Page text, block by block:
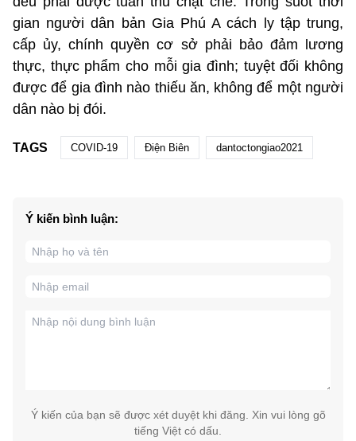
gian người dân bản Gia Phú A cách ly tập trung,
cấp ủy, chính quyền cơ sở phải bảo đảm lương
thực, thực phẩm cho mỗi gia đình; tuyệt đối không
được để gia đình nào thiếu ăn, không để một người
dân nào bị đói.
TAGS COVID-19 Điện Biên dantoctongiao2021
Ý kiến bình luận:
Ý kiến của bạn sẽ được xét duyệt khi đăng. Xin vui lòng gõ
tiếng Việt có dấu.